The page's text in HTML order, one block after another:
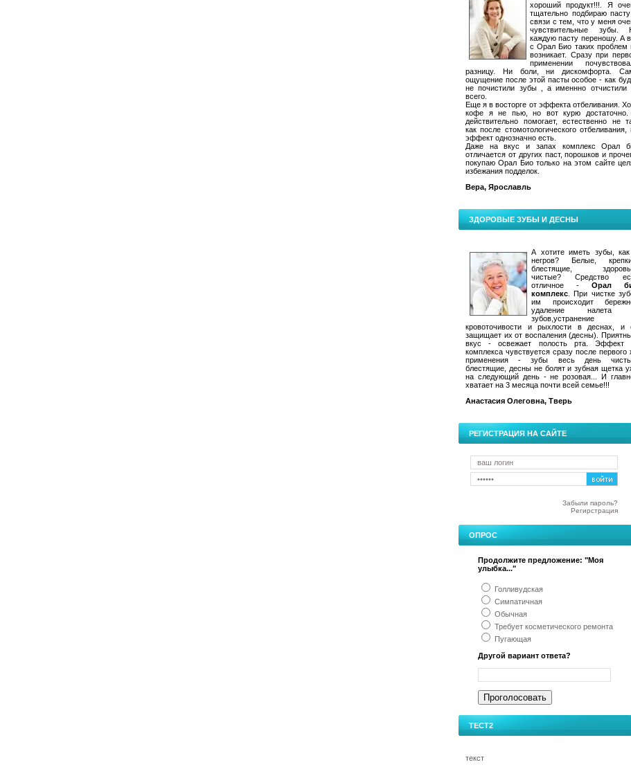
хороший продукт!!!. Я
тщательно подбираю
связи с тем, что у меня
чувствительные зубы.
каждую пасту переношу. А
с Орал Био таких проблем
возникает. Сразу при
применении
разницу. Ни боли, ни дискомфорта.
ощущение после этой пасты особое - как
не почистили зубы , а именнно отчистили
всего.
Еще я в восторге от эффекта отбеливания.
кофе я не пью, но вот курю
действительно помогает, естественно не
как после стомотологического отбеливания,
эффект однозначно есть.
Даже на вкус и запах комплекс Орал
отличается от других паст, порошков и
покупаю Орал Био только на этом сайте
избежания подделок.
Вера, Ярославль
ЗДОРОВЫЕ ЗУБЫ И ДЕСНЫ
А хотите иметь зубы,
негров? Белые,
блестящие,
чистые? Средство
отличное - Орал
комплекс . При чистке
им происходит
удаление налета
зубов,устранение
кровоточивости и рыхлости в деснах, и
защищает их от воспаления (десны).
вкус - освежает полость рта. Эффект
комплекса чувствуется сразу после первого
применения - зубы весь день
блестящие, десны не болят и зубная щетка
на следующий день - не розовая... И
хватает на 3 месяца почти всей семье!!!
Анастасия Олеговна, Тверь
РЕГИСТРАЦИЯ НА САЙТЕ
Забыли пароль?
Регирстрация
ОПРОС
Продолжите предложение: "Моя
улыбка..."
Голливудская
Симпатичная
Обычная
Требует косметического ремонта
Пугающая
Другой вариант ответа?
ТЕСТ2
текст